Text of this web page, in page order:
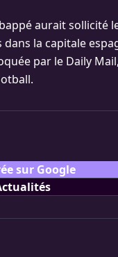
aurait sollicité
dans la capitale
par le Daily
sur Google